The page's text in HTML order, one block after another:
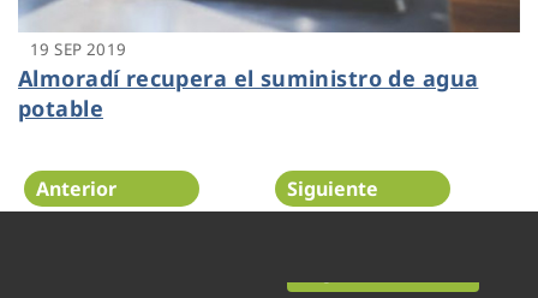
19 SEP 2019
Almoradí recupera el suministro de agua
potable
Anterior Siguiente